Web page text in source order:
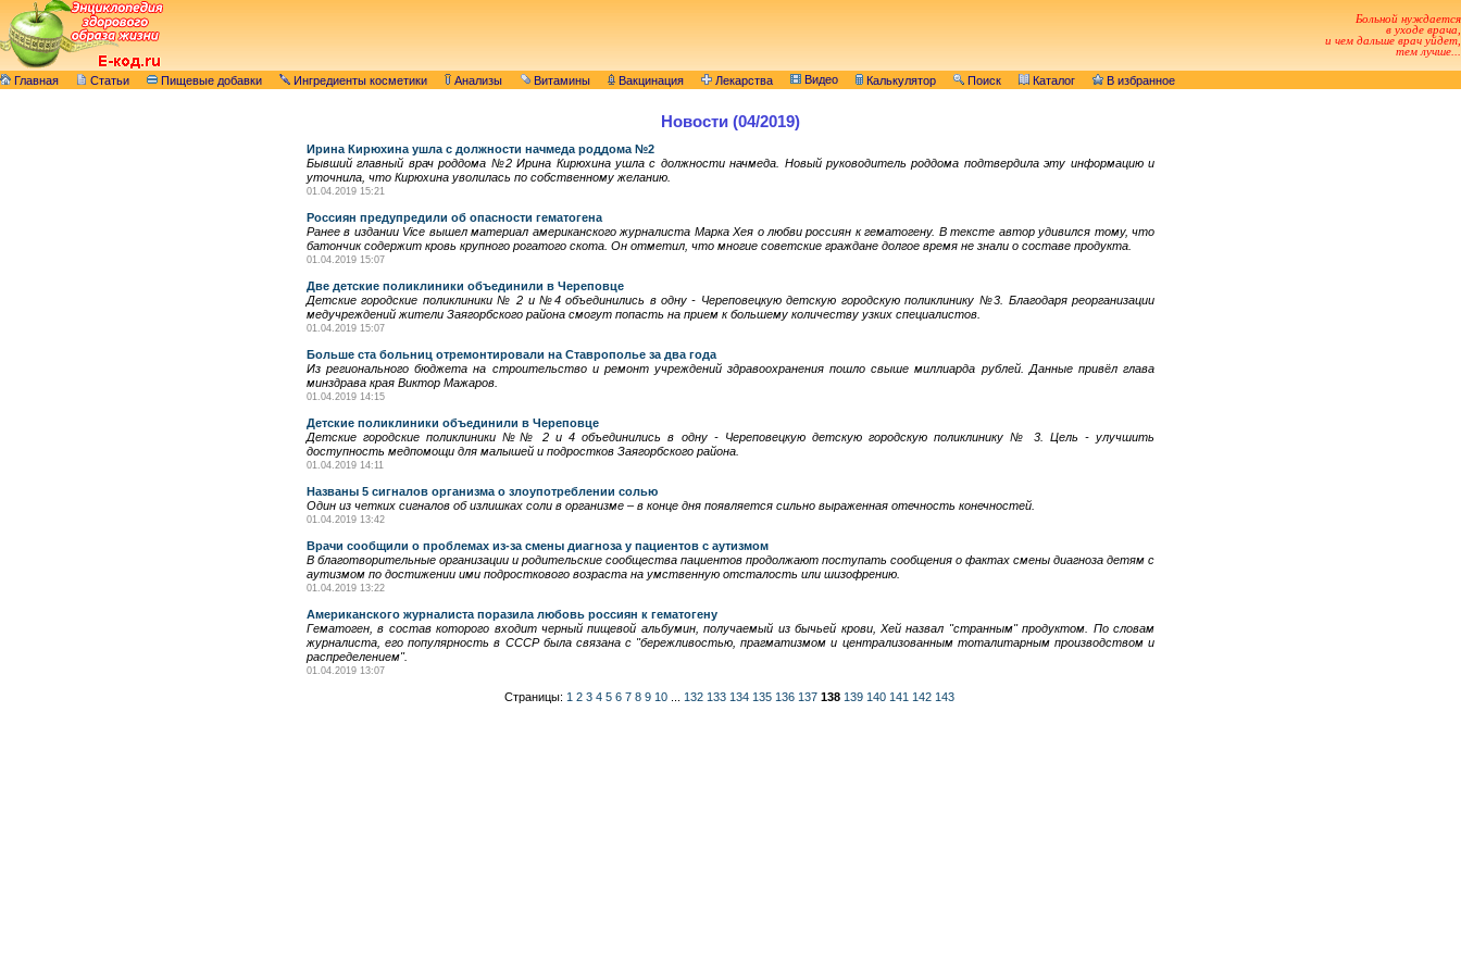
Больной нуждается
в уходе врача,
и чем дальше врач уйдет,
тем лучше...
Главная Статьи Пищевые добавки Ингредиенты косметики Анализы Витамины Вакцинация Лекарства Видео Калькулятор Поиск Каталог В избранное
Новости (04/2019)
Ирина Кирюхина ушла с должности начмеда роддома №2
Бывший главный врач роддома №2 Ирина Кирюхина ушла с должности начмеда. Новый руководитель роддома подтвердила эту информацию и
уточнила, что Кирюхина уволилась по собственному желанию.
01.04.2019 15:21
Россиян предупредили об опасности гематогена
Ранее в издании Vice вышел материал американского журналиста Марка Хея о любви россиян к гематогену. В тексте автор удивился тому, что
батончик содержит кровь крупного рогатого скота. Он отметил, что многие советские граждане долгое время не знали о составе продукта.
01.04.2019 15:07
Две детские поликлиники объединили в Череповце
Детские городские поликлиники № 2 и №4 объединились в одну - Череповецкую детскую городскую поликлинику №3. Благодаря реорганизации
медучреждений жители Заягорбского района смогут попасть на прием к большему количеству узких специалистов.
01.04.2019 15:07
Больше ста больниц отремонтировали на Ставрополье за два года
Из регионального бюджета на строительство и ремонт учреждений здравоохранения пошло свыше миллиарда рублей. Данные привёл глава
минздрава края Виктор Мажаров.
01.04.2019 14:15
Детские поликлиники объединили в Череповце
Детские городские поликлиники №№ 2 и 4 объединились в одну - Череповецкую детскую городскую поликлинику № 3. Цель - улучшить
доступность медпомощи для малышей и подростков Заягорбского района.
01.04.2019 14:11
Названы 5 сигналов организма о злоупотреблении солью
Один из четких сигналов об излишках соли в организме – в конце дня появляется сильно выраженная отечность конечностей.
01.04.2019 13:42
Врачи сообщили о проблемах из-за смены диагноза у пациентов с аутизмом
В благотворительные организации и родительские сообщества пациентов продолжают поступать сообщения о фактах смены диагноза детям с
аутизмом по достижении ими подросткового возраста на умственную отсталость или шизофрению.
01.04.2019 13:22
Американского журналиста поразила любовь россиян к гематогену
Гематоген, в состав которого входит черный пищевой альбумин, получаемый из бычьей крови, Хей назвал "странным" продуктом. По словам
журналиста, его популярность в СССР была связана с "бережливостью, прагматизмом и централизованным тоталитарным производством и
распределением".
01.04.2019 13:07
Страницы: 1 2 3 4 5 6 7 8 9 10... 132 133 134 135 136 137 138 139 140 141 142 143